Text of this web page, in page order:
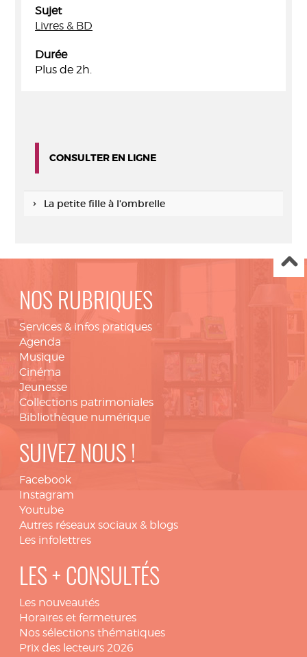
Sujet
Livres & BD
Durée
Plus de 2h.
CONSULTER EN LIGNE
La petite fille à l'ombrelle
NOS RUBRIQUES
Services & infos pratiques
Agenda
Musique
Cinéma
Jeunesse
Collections patrimoniales
Bibliothèque numérique
SUIVEZ NOUS !
Facebook
Instagram
Youtube
Autres réseaux sociaux & blogs
Les infolettres
LES + CONSULTÉS
Les nouveautés
Horaires et fermetures
Nos sélections thématiques
Prix des lecteurs 2026